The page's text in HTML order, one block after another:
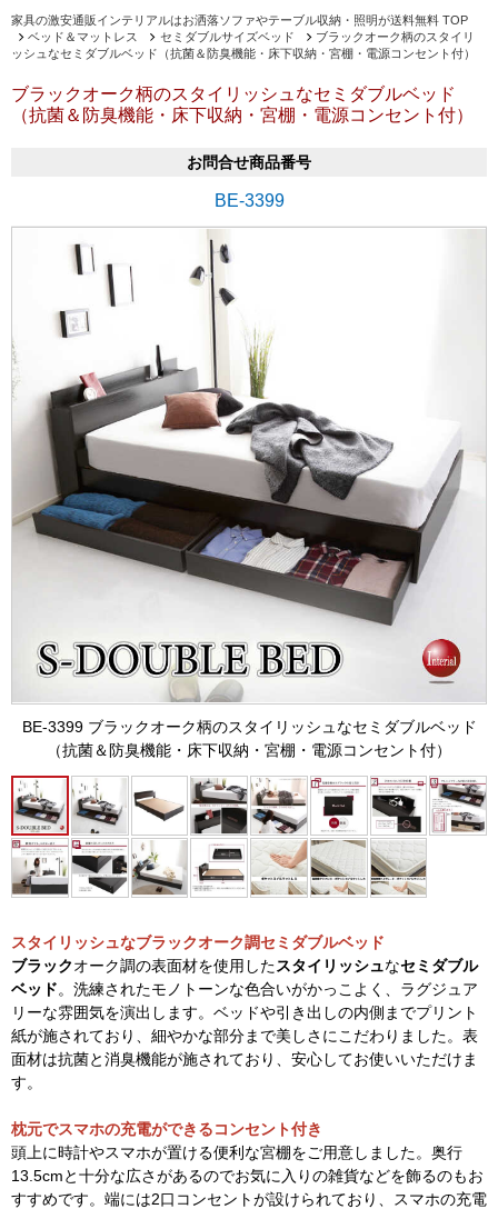
家具の激安通販インテリアルはお洒落ソファやテーブル収納・照明が送料無料 TOP
ベッド＆マットレス
セミダブルサイズベッド
ブラックオーク柄のスタイリ
ッシュなセミダブルベッド（抗菌＆防臭機能・床下収納・宮棚・電源コンセント付）
ブラックオーク柄のスタイリッシュなセミダブルベッド
（抗菌＆防臭機能・床下収納・宮棚・電源コンセント付）
お問合せ商品番号
BE-3399
BE-3399 ブラックオーク柄のスタイリッシュなセミダブルベッド
（抗菌＆防臭機能・床下収納・宮棚・電源コンセント付）
スタイリッシュなブラックオーク調セミダブルベッド
ブラックオーク調の表面材を使用したスタイリッシュなセミダブル
ベッド。洗練されたモノトーンな色合いがかっこよく、ラグジュア
リーな雰囲気を演出します。ベッドや引き出しの内側までプリント
紙が施されており、細やかな部分まで美しさにこだわりました。表
面材は抗菌と消臭機能が施されており、安心してお使いいただけま
す。
枕元でスマホの充電ができるコンセント付き
頭上に時計やスマホが置ける便利な宮棚をご用意しました。奥行
13.5cmと十分な広さがあるのでお気に入りの雑貨などを飾るのもお
すすめです。端には2口コンセントが設けられており、スマホの充電